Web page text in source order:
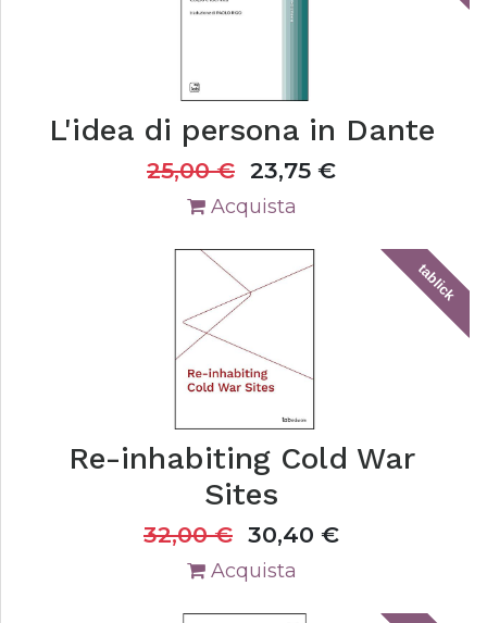
L'idea di persona in Dante
25,00€ 23,75 €
Acquista
tablick
Re-inhabiting Cold War
Sites
32,00€ 30,40 €
Acquista